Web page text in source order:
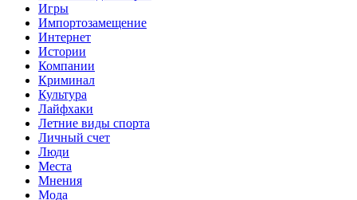
Игры
Импортозамещение
Интернет
Истории
Компании
Криминал
Культура
Лайфхаки
Летние виды спорта
Личный счет
Люди
Места
Мнения
Мода